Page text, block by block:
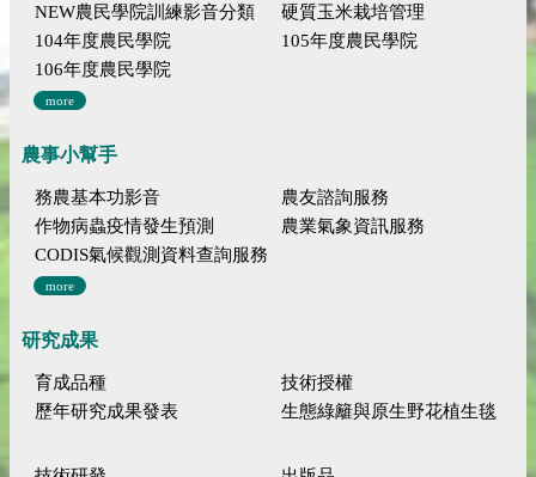
NEW農民學院訓練影音分類
硬質玉米栽培管理
104年度農民學院
105年度農民學院
106年度農民學院
more
農事小幫手
務農基本功影音
農友諮詢服務
作物病蟲疫情發生預測
農業氣象資訊服務
CODIS氣候觀測資料查詢服務
more
研究成果
育成品種
技術授權
歷年研究成果發表
生態綠籬與原生野花植生毯